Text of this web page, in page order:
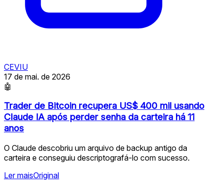
CEVIU
17 de mai. de 2026
🤖
Trader de Bitcoin recupera US$ 400 mil usando
Claude IA após perder senha da carteira há 11
anos
O Claude descobriu um arquivo de backup antigo da
carteira e conseguiu descriptografá-lo com sucesso.
Ler maisOriginal